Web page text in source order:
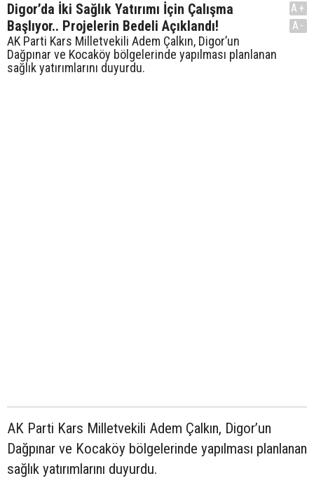
Digor’da İki Sağlık Yatırımı İçin Çalışma
Başlıyor.. Projelerin Bedeli Açıklandı!
AK Parti Kars Milletvekili Adem Çalkın, Digor’un
Dağpınar ve Kocaköy bölgelerinde yapılması planlanan
sağlık yatırımlarını duyurdu.
A+
A-
AK Parti Kars Milletvekili Adem Çalkın, Digor’un
Dağpınar ve Kocaköy bölgelerinde yapılması planlanan
sağlık yatırımlarını duyurdu.